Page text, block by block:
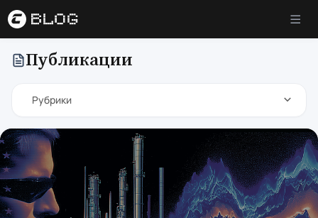
Публикации
Рубрики
Криптовалюта
Инвестиции и финансы
Всі статті розділу
Облигации и деривативы